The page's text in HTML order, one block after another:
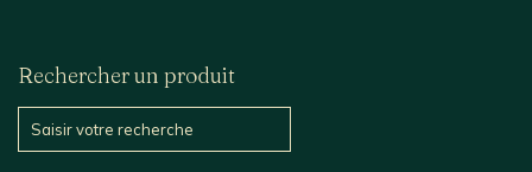
Rechercher un produit